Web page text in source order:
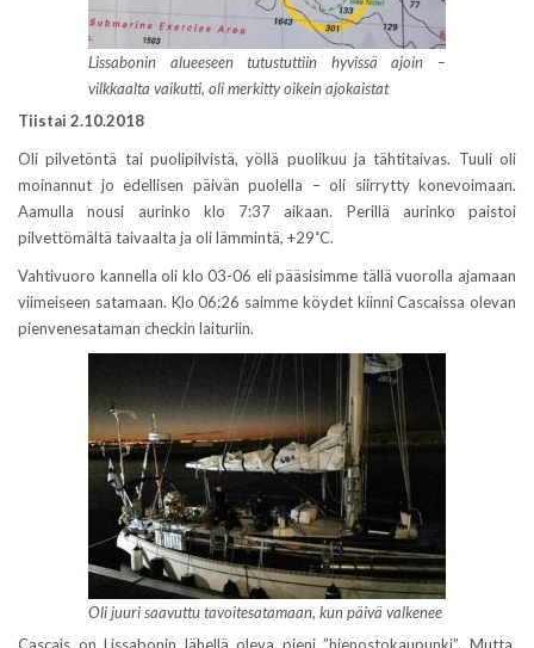
Lissabonin alueeseen tutustuttiin hyvissä ajoin –
vilkkaalta vaikutti, oli merkitty oikein ajokaistat
Tiistai 2.10.2018
Oli pilvetöntä tai puolipilvistä, yöllä puolikuu ja tähtitaivas. Tuuli oli
moinannut jo edellisen päivän puolella – oli siirrytty konevoimaan.
Aamulla nousi aurinko klo 7:37 aikaan. Perillä aurinko paistoi
pilvettömältä taivaalta ja oli lämmintä, +29˚C.
Vahtivuoro kannella oli klo 03-06 eli pääsisimme tällä vuorolla ajamaan
viimeiseen satamaan. Klo 06:26 saimme köydet kiinni Cascaissa olevan
pienvenesataman checkin laituriin.
Oli juuri saavuttu tavoitesatamaan, kun päivä valkenee
Cascais on Lissabonin lähellä oleva pieni ”hienostokaupunki”. Mutta,